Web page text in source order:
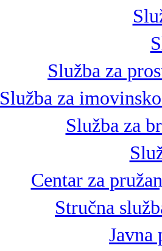
Služba za
Služba za
Služba za
Centar za
Stručna
Javna